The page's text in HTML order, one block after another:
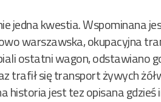
jedna kwestia. Wspominana
warszawska, okupacyjna
ostatni wagon, odstawiano
trafił się transport żywych
historia jest tez opisana